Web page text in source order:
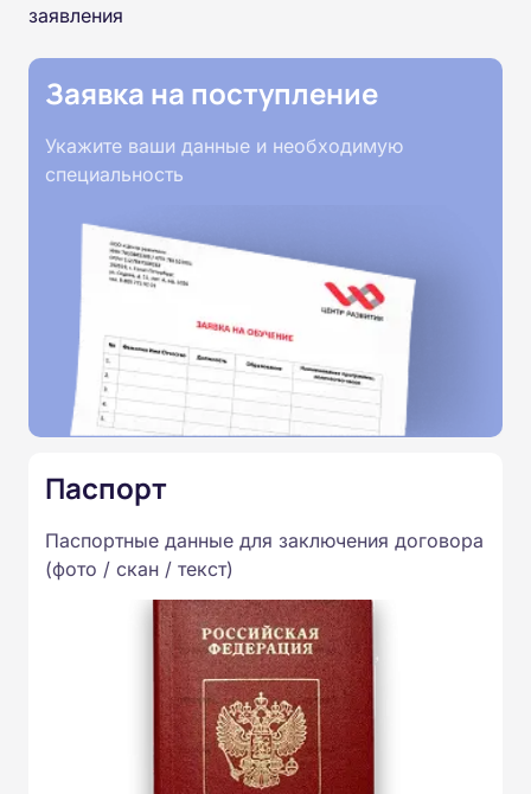
заявления
Заявка на поступление
Укажите ваши данные и необходимую
специальность
Паспорт
Паспортные данные для заключения договора
(фото / скан / текст)